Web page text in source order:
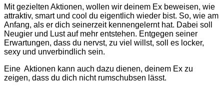
Mit gezielten Aktionen, wollen wir deinem Ex beweisen, wie
attraktiv, smart und cool du eigentlich wieder bist. So, wie am
Anfang, als er dich seinerzeit kennengelernt hat. Dabei soll
Neugier und Lust auf mehr entstehen. Entgegen seiner
Erwartungen, dass du nervst, zu viel willst, soll es locker,
sexy und unverbindlich sein.
Eine Aktionen kann auch dazu dienen, deinem Ex zu
zeigen, dass du dich nicht rumschubsen lässt.